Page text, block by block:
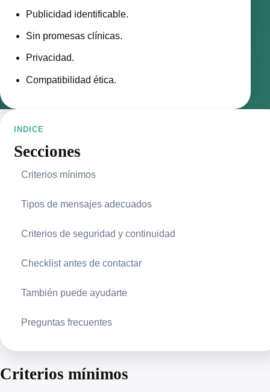
Publicidad identificable.
Sin promesas clínicas.
Privacidad.
Compatibilidad ética.
INDICE
Secciones
Criterios mínimos
Tipos de mensajes adecuados
Criterios de seguridad y continuidad
Checklist antes de contactar
También puede ayudarte
Preguntas frecuentes
Criterios mínimos